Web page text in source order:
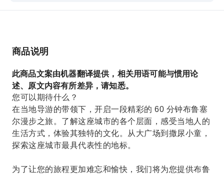
商品说明
此商品文案由机器翻译提供，相关用语可能与惯用论
述、原文内容有所差异，请知悉。
您可以期待什么？
在当地导游的带领下，开启一段精彩的 60 分钟布鲁塞
尔漫步之旅。了解这座城市的各个层面，感受当地人的
生活方式，体验其独特的文化。从大广场到撒尿小童，
探索这座城市最具代表性的地标。
为了让您的旅程更加难忘和愉快，我们将为您提供布鲁